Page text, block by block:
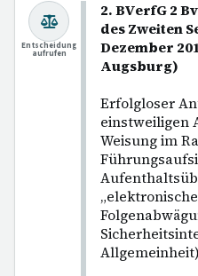
2. BVerfG 2
des Zweiten
Dezember
Augsburg)
Erfolgloser
einstweiligen
Weisung im
Entscheidung
aufrufen